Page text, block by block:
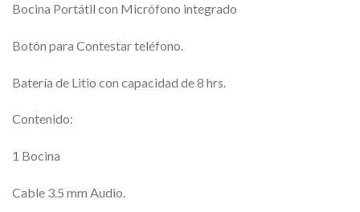
Bocina Portátil con Micrófono integrado
Botón para Contestar teléfono.
Batería de Litio con capacidad de 8 hrs.
Contenido:
1 Bocina
Cable 3.5 mm Audio.